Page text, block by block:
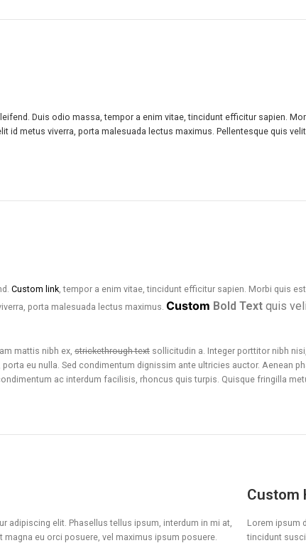
Duis odio massa, tempor a enim vitae, tincidunt efficitur sapien.
id metus viverra, porta malesuada lectus maximus. Pellentesque quis
Custom link, tempor a enim vitae, tincidunt efficitur sapien. Morbi quis
porta malesuada lectus maximus. Custom Bold Text quis
mattis nibh ex, strickethrough text sollicitudin a. Integer porttitor nibh
eu nulla. Sed condimentum dignissim ante ultricies auctor. Aenean
ac interdum facilisis, rhoncus quis turpis. Quisque fringilla
adipiscing elit. Phasellus tellus ipsum, interdum in mi at,
eu orci posuere, vel maximus ipsum posuere.
Custom
Lorem ipsum
tincidunt